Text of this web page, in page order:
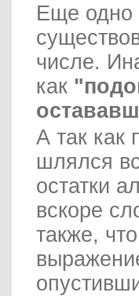
Еще одно
числе.
как
А так как
шлялся
остатки
вскоре
также,